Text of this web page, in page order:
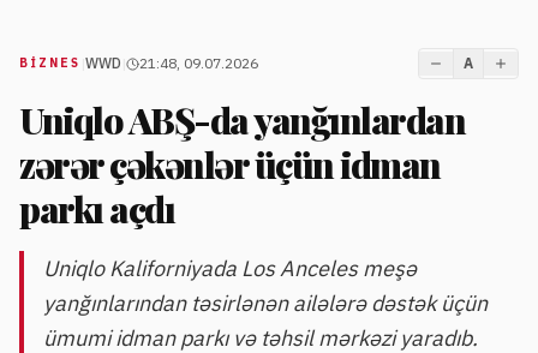
BIZNES WWD 21:48, 09.07.2026 A
Uniqlo ABŞ-da yanğınlardan
zərər çəkənlər üçün idman
parkı açdı
Uniqlo Kaliforniyada Los Anceles meşə
yanğınlarından təsirlənən ailələrə dəstək üçün
ümumi idman parkı və təhsil mərkəzi yaradıb.